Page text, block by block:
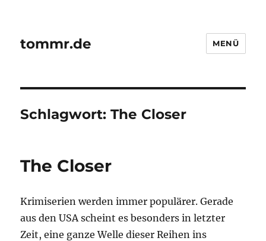
tommr.de MENÜ
Schlagwort:The Closer
The Closer
Krimiserien werden immer populärer. Gerade
aus den USA scheint es besonders in letzter
Zeit, eine ganze Welle dieser Reihen ins